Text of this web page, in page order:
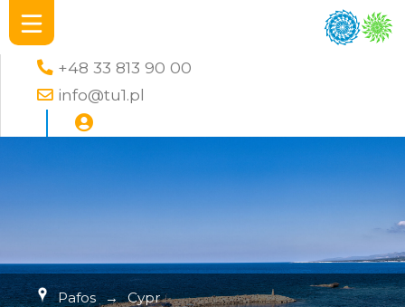
+48 33 813 90 00
info@tu1.pl
Pafos → Cypr